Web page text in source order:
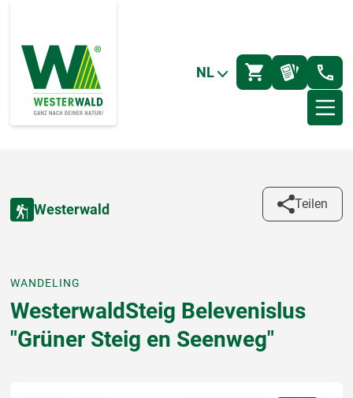
NL
Westerwald Teilen
WANDELING
WesterwaldSteig Belevenislus
"Grüner Steig en Seenweg"